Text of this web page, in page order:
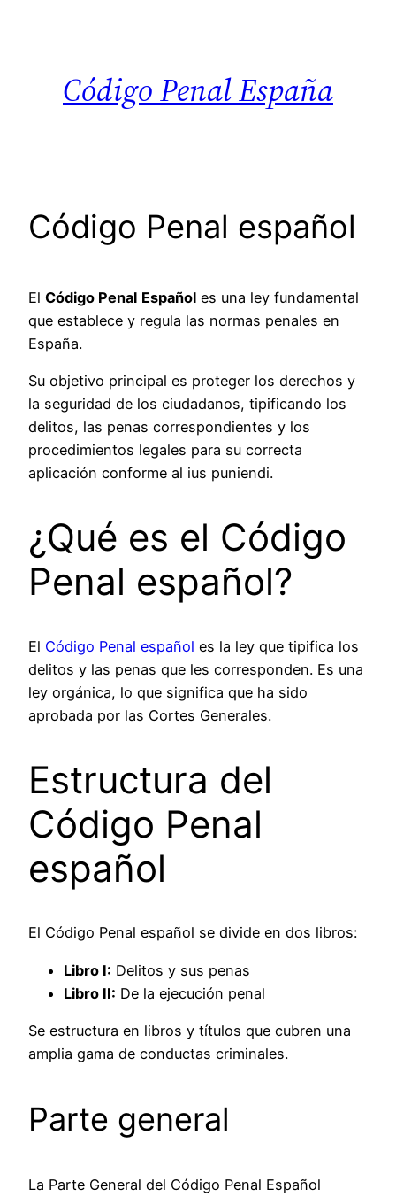
Código Penal España
Código Penal español
El Código Penal Español es una ley fundamental
que establece y regula las normas penales en
España.
Su objetivo principal es proteger los derechos y
la seguridad de los ciudadanos, tipificando los
delitos, las penas correspondientes y los
procedimientos legales para su correcta
aplicación conforme al ius puniendi.
¿Qué es el Código
Penal español?
El Código Penal español es la ley que tipifica los
delitos y las penas que les corresponden. Es una
ley orgánica, lo que significa que ha sido
aprobada por las Cortes Generales.
Estructura del
Código Penal
español
El Código Penal español se divide en dos libros:
Libro I: Delitos y sus penas
Libro II: De la ejecución penal
Se estructura en libros y títulos que cubren una
amplia gama de conductas criminales.
Parte general
La Parte General del Código Penal Español